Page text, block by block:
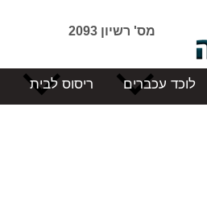
מס' רשיון 2093
לוכד עכברים ריסוס לבית